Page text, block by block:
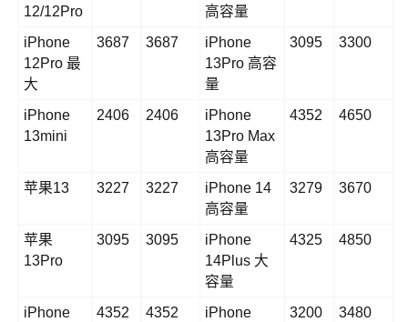
12/12Pro
高容量
iPhone
12Pro 最
大
3687 3687
iPhone
13Pro 高容
量
3095 3300
iPhone
13mini
2406 2406
iPhone
13Pro Max
高容量
4352 4650
苹果13 3227 3227
iPhone 14
高容量
3279 3670
苹果
13Pro
3095 3095
iPhone
14Plus 大
容量
4325 4850
iPhone
4352 4352
iPhone
3200 3480